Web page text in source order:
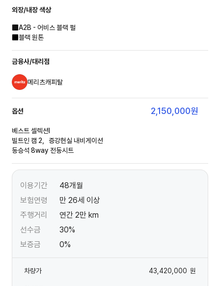
외장/내장색상
A2B - 어비스 블랙 펄
블랙 원톤
금융사/대리점
메리츠캐피탈
옵션 2,150,000원
베스트 셀렉션Ⅰ
빌트인 캠 2，증강현실 내비게이션
동승석 8way 전동시트
이용기간
48개월
보험연령
만 26세 이상
주행거리
연간 2만 km
선수금
30%
보증금
0%
차량가 43,420,000 원